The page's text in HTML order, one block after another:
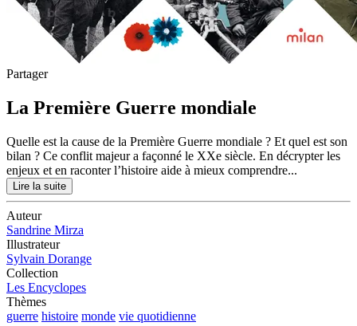
Partager
La Première Guerre mondiale
Quelle est la cause de la Première Guerre mondiale ? Et quel est son
bilan ? Ce conflit majeur a façonné le XXe siècle. En décrypter les
enjeux et en raconter l’histoire aide à mieux comprendre...
Lire la suite
Auteur
Sandrine Mirza
Illustrateur
Sylvain Dorange
Collection
Les Encyclopes
Thèmes
guerre histoire monde vie quotidienne